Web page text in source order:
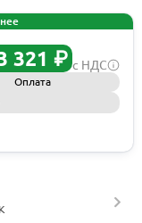
321 ₽ с НДС
Оплата